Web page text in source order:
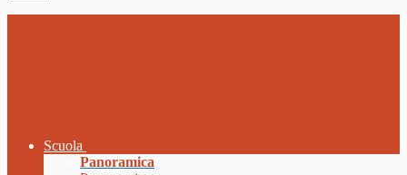
Scuola
Panoramica